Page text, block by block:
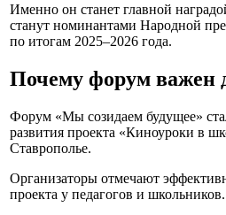
Именно он станет главной
станут номинантами Народной
по итогам 2025–2026 года.
Почему форум важен
Форум «Мы созидаем будущее»
развития проекта «Киноуроки в
Ставрополье.
Организаторы отмечают
проекта у педагогов и школьников.